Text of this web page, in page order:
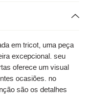
em tricot, uma peça
excepcional. seu
oferece um visual
ocasiões. no
são os detalhes